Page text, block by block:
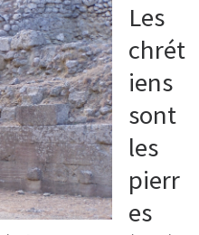
Les
chrét
iens
sont
les
pierr
es